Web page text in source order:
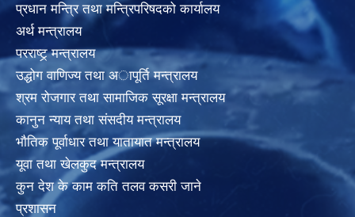
प्रधान मन्त्रि तथा मन्त्रिपरिषदको कार्यालय
अर्थ मन्त्रालय
परराष्ट्र् मन्त्रालय
उद्धोग वाणिज्य तथा अापूर्ति मन्त्रालय
श्रम रोजगार तथा सामाजिक सूरक्षा मन्त्रालय
कानुन न्याय तथा संसदीय मन्त्रालय
भाैतिक पूर्वाधार तथा यातायात मन्त्रालय
यूवा तथा खेलकुद मन्त्रालय
कुन देश के काम कति तलव कसरी जाने
प्रशासन